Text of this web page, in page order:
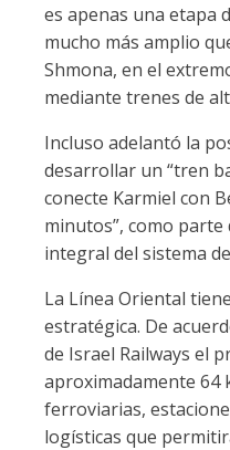
es apenas una etapa
mucho más amplio
Shmona, en el
mediante trenes de
Incluso adelantó la
desarrollar un “tren
conecte Karmiel con
minutos”, como
integral del sistema
La Línea Oriental
estratégica. De
de Israel Railways el
aproximadamente 64
ferroviarias,
logísticas que